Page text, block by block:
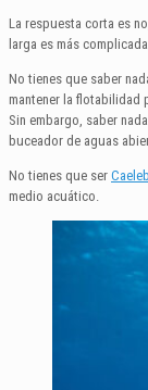
La respuesta corta es
larga es más complicada.
No tienes que saber
mantener la flotabilidad
Sin embargo, saber
buceador de aguas
No tienes que ser
medio acuático.